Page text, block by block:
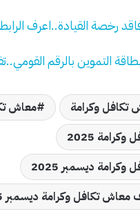
رخصة القيادة..اعرف
التموين بالرقم
وكرامة
معاش
2025
ديسمبر 2025
تكافل وكرامة ديسمبر 2025